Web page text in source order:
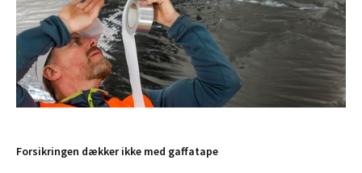
Forsikringen dækker ikke med gaffatape